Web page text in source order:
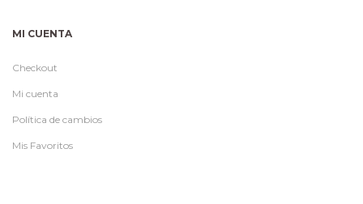
MI CUENTA
Checkout
Mi cuenta
Política de cambios
Mis Favoritos